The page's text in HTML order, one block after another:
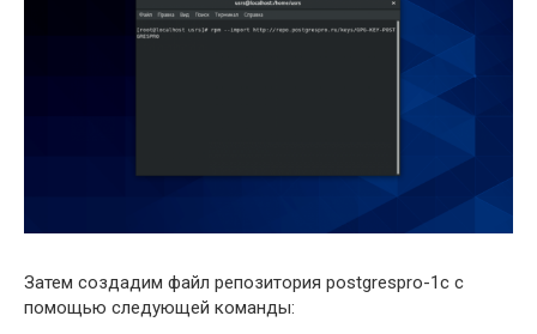
Затем создадим файл репозитория postgrespro-1c с
помощью следующей команды: